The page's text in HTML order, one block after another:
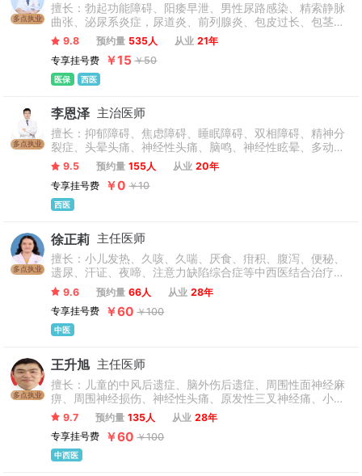
多点执业
擅长：勃起功能障碍、阳痿早泄、男性尿路感染、精索静脉
曲张、泌尿系炎症，尿道炎、前列腺炎、包皮过长、包茎、
以及外生殖器整形、阴茎弯曲矫正、阴茎延长等微创生殖矫
正术。
9.8 预约量 535人 从业 21年
专享挂号费
￥15 ￥50
医保 西医
多点执业
李恩泽 主治医师
擅长：抑郁障碍、焦虑障碍、睡眠障碍、双相障碍、精神分
裂症、头晕头痛、神经性头痛、脑鸣、神经性眩晕、多动
症、抽动症、语言障碍、精神发育迟缓及人格障碍等疾病的
诊治。
9.5 预约量 155人 从业 20年
专享挂号费
￥0 ￥10
西医
多点执业
徐正莉 主任医师
擅长：小儿发热、久咳、久喘、厌食、疳积、腹泻、便秘、
遗尿、汗证、夜啼、注意力缺陷综合症等中西医结合治疗小
儿常见病、多发病。在治疗抽动秽语综合症、小儿惊厥、肾
炎、幼年类风湿病、紫癜等疾病积累了较丰富的临床经验。
9.6 预约量 66人 从业 28年
专享挂号费
￥60 ￥100
中医
多点执业
王升旭 主任医师
擅长：儿童的中风后遗症、脑外伤后遗症、周围性面神经麻
痹、周围神经损伤、神经性头痛、原发性三叉神经痛、小儿
脑瘫、各种神经症、颈性眩晕、颈椎病、肩周炎、腰腿痛、
针刺减肥、过敏性鼻炎、支气管哮喘、顽固性癫痫。（只接
诊1-18岁）
9.7 预约量 135人 从业 28年
专享挂号费
￥60 ￥100
中西医